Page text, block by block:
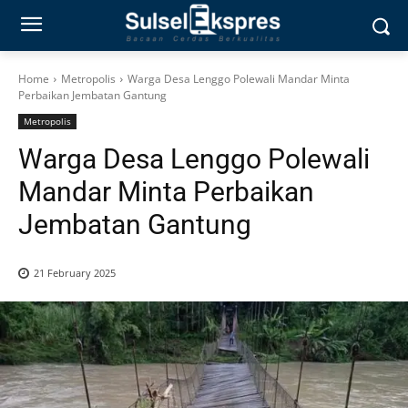
Home Metropolis
Warga Desa Lenggo Polewali Mandar Minta
Perbaikan Jembatan Gantung
Metropolis
Warga Desa Lenggo Polewali
Mandar Minta Perbaikan
Jembatan Gantung
21 February 2025